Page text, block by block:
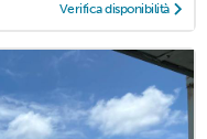
Verifica disponibilità